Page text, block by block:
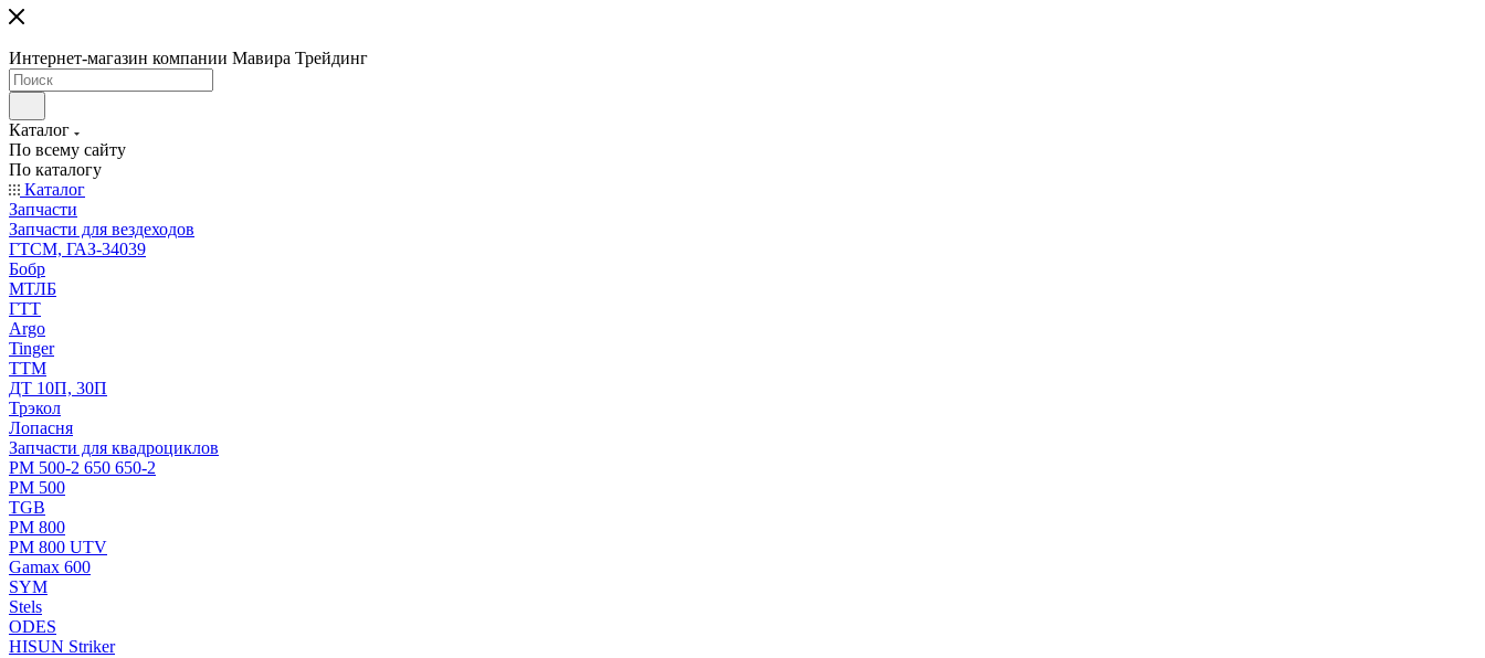
Интернет-магазин компании Мавира Трейдинг
Каталог
По всему сайту
По каталогу
Каталог
Запчасти
Запчасти для вездеходов
ГТСМ, ГАЗ-34039
Бобр
МТЛБ
ГТТ
Argo
Tinger
ТТМ
ДТ 10П, 30П
Трэкол
Лопасня
Запчасти для квадроциклов
РМ 500-2 650 650-2
РМ 500
TGB
РМ 800
РМ 800 UTV
Gamax 600
SYM
Stels
ОDЕS
HISUN Striker